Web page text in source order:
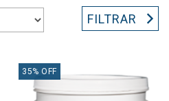
FILTRAR
35% OFF